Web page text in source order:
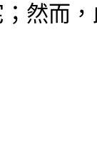
然而